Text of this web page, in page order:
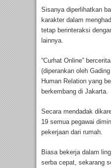
Sisanya diperlihatkan
karakter dalam
tetap berinteraksi
lainnya.
“Curhat Online”
(diperankan oleh
Human Relation yang
berkembang di Jakarta.
Secara mendadak
19 semua pegawai
pekerjaan dari rumah.
Biasa bekerja dalam
serba cepat, sekarang